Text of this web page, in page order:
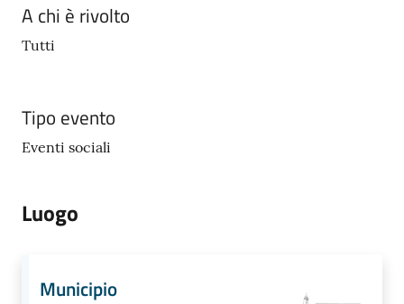
Seguici
su
A chi è rivolto
Tutti
Tipo evento
Eventi sociali
Luogo
Municipio